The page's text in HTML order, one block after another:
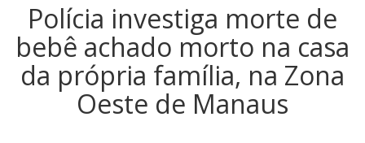
Polícia investiga morte de
bebê achado morto na casa
da própria família, na Zona
Oeste de Manaus